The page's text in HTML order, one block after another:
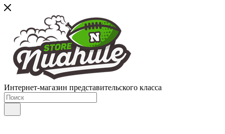
Интернет-магазин представительского класса